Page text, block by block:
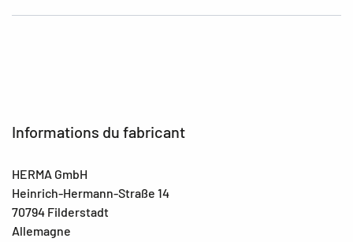
Informations du fabricant
HERMA GmbH
Heinrich-Hermann-Straße 14
70794 Filderstadt
Allemagne